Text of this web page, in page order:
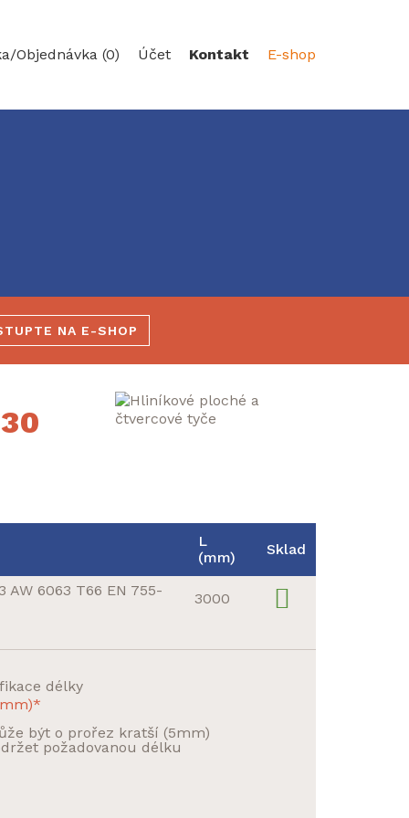
Objednávka (0) Účet Kontakt E-shop
NA E-SHOP
L
(mm)
Sklad
AW 6063 T66 EN 755-
3000
délky
být o prořez kratší (5mm)
požadovanou délku